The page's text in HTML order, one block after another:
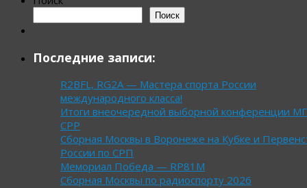
Поиск
Последние записи:
R2BFL, RG2A — Мастера спорта России
международного класса!
Итоги внеочередной выборной конференции
СРР
Сборная Москвы в Воронеже на Кубке и
России по СРП
Мемориал Победа — RP81M
Сборная Москвы по радиоспорту 2026